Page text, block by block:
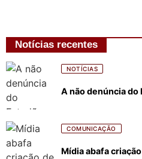
Notícias recentes
NOTÍCIAS
A não denúncia do
COMUNICAÇÃO
Mídia abafa